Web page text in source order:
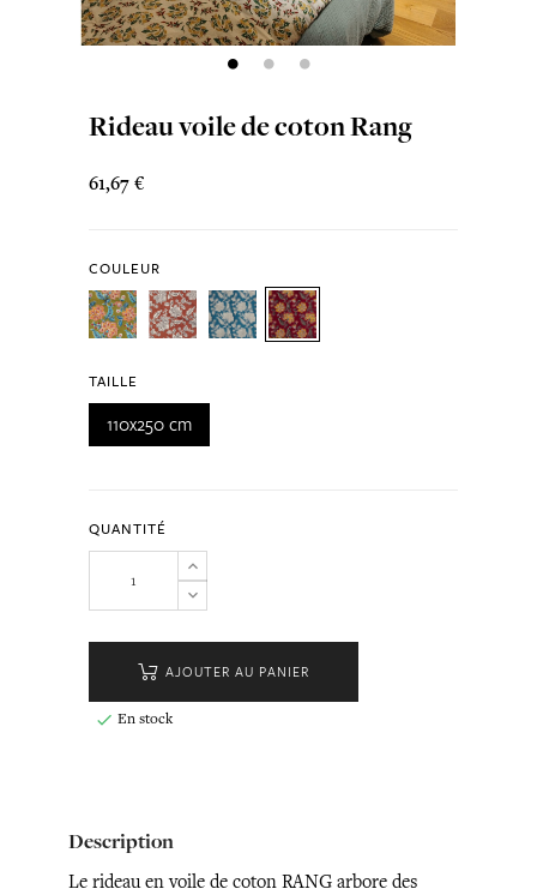
Rideau voile de coton Rang
61,67 €
COULEUR
TAILLE
110x250 cm
QUANTITÉ
AJOUTER AU PANIER
 En stock
Description
Le rideau en voile de coton RANG arbore des